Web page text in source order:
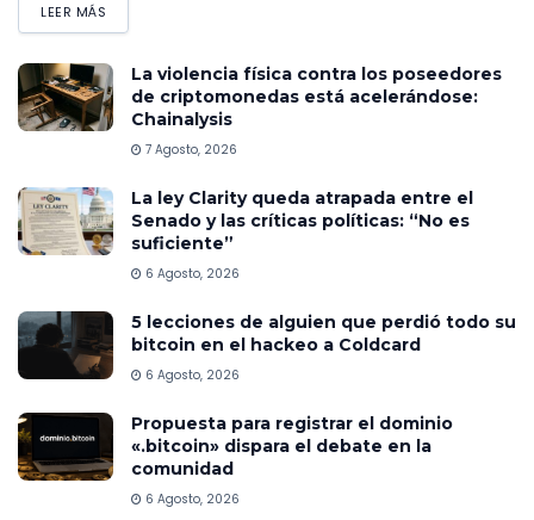
LEER MÁS
La violencia física contra los poseedores
de criptomonedas está acelerándose:
Chainalysis
7 Agosto, 2026
La ley Clarity queda atrapada entre el
Senado y las críticas políticas: “No es
suficiente”
6 Agosto, 2026
5 lecciones de alguien que perdió todo su
bitcoin en el hackeo a Coldcard
6 Agosto, 2026
Propuesta para registrar el dominio
«.bitcoin» dispara el debate en la
comunidad
6 Agosto, 2026